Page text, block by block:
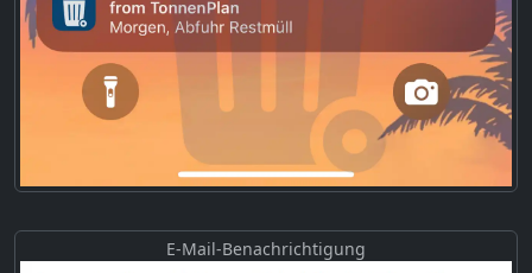
E-Mail-Benachrichtigung